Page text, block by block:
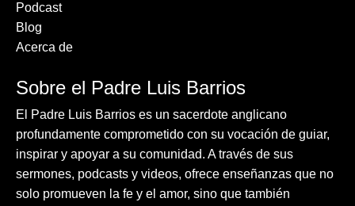
Podcast
Blog
Acerca de
Sobre el Padre Luis Barrios
El Padre Luis Barrios es un sacerdote anglicano
profundamente comprometido con su vocación de guiar,
inspirar y apoyar a su comunidad. A través de sus
sermones, podcasts y videos, ofrece enseñanzas que no
solo promueven la fe y el amor, sino que también